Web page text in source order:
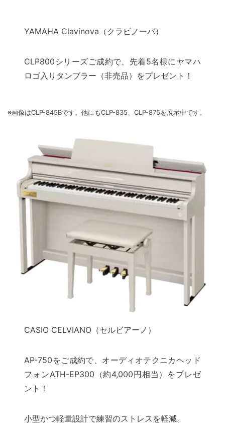
YAMAHA Clavinova（クラビノーバ）
CLP800シリーズご成約で、先着5名様にヤマハ
ロゴ入りタンブラー（非売品）をプレゼント！
※画像はCLP-845Bです。他にもCLP-835、CLP-875を展示中です。
CASIO CELVIANO（セルビアーノ）
AP-750をご成約で、オーディオテクニカヘッド
フォンATH-EP300（約4,000円相当）をプレゼ
ント！
小型かつ軽量設計で練習のストレスを軽減。